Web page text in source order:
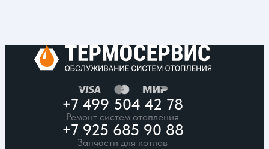
+7 499 504 42 78
Ремонт систем отопления
+7 925 685 90 88
Запчасти для котлов